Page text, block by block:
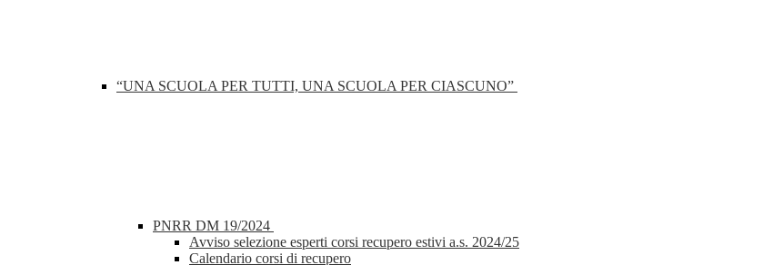
“UNA SCUOLA PER TUTTI, UNA SCUOLA PER CIASCUNO”
PNRR DM 19/2024
Avviso selezione esperti corsi recupero estivi a.s. 2024/25
Calendario corsi di recupero